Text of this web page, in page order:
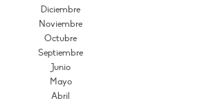
Diciembre
Noviembre
Octubre
Septiembre
Junio
Mayo
Abril